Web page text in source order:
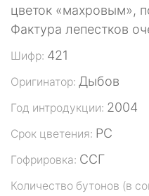
цветок «махровым»,
Фактура лепестков
Шифр: 421
Оригинатор: Дыбов
Год интродукции: 2004
Срок цветения: РС
Гофрировка: ССГ
Количество бутонов (в